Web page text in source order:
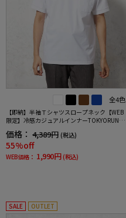
全4色
【即納】半袖Ｔシャツスロープネック【WEB
限定】冷感カジュアルインナーTOKYORUN春
価格： 4,389円 (税込)
55%off
WEB価格： 1,990円 (税込)
SALE OUTLET